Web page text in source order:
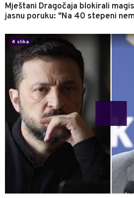
Mještani Dragočaja blokirali
jasnu poruku: "Na 40 stepeni
4 slika